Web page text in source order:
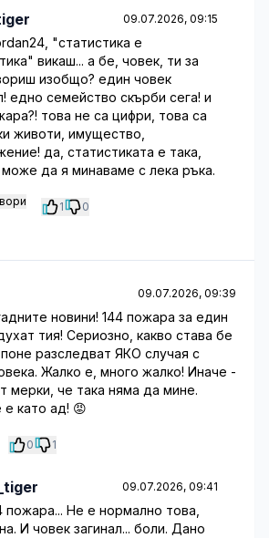
09.07.2026, 09:15
"статистика е
викаш... а бе, човек, ти за
изобщо? един човек
едно семейство скърби сега! и
това не са цифри, това са
животи, имущество,
да, статистиката е така,
да я минаваме с лека ръка.
1 0
09.07.2026, 09:39
новини! 144 пожара за един
тия! Сериозно, какво става бе
разследват ЯКО случая с
Жалко е, много жалко! Иначе -
мерки, че така няма да мине.
е като ад! 😡
0 1
09.07.2026, 09:41
пожара... Не е нормално това,
И човек загинал... боли. Дано